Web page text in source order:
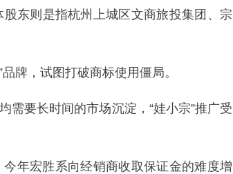
东则是指杭州上城区文商旅投集团、宗
牌，试图打破商标使用僵局。
需要长时间的市场沉淀，“娃小宗”推广受
年宏胜系向经销商收取保证金的难度增